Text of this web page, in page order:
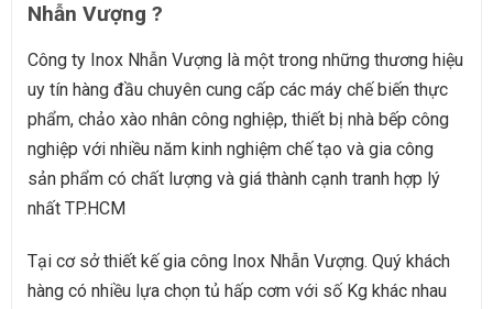
Nhẫn Vượng ?
Công ty Inox Nhẫn Vượng là một trong những thương hiệu
uy tín hàng đầu chuyên cung cấp các máy chế biến thực
phẩm, chảo xào nhân công nghiệp, thiết bị nhà bếp công
nghiệp với nhiều năm kinh nghiệm chế tạo và gia công
sản phẩm có chất lượng và giá thành cạnh tranh hợp lý
nhất TP.HCM
Tại cơ sở thiết kế gia công Inox Nhẫn Vượng. Quý khách
hàng có nhiều lựa chọn tủ hấp cơm với số Kg khác nhau